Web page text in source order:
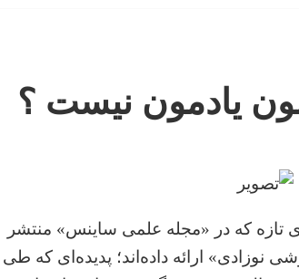
یادمون نیست ؟
تازه که در «مجله علمی ساینس» منتشر
نوزادی» ارائه داده‌اند؛ پدیده‌ای که طی